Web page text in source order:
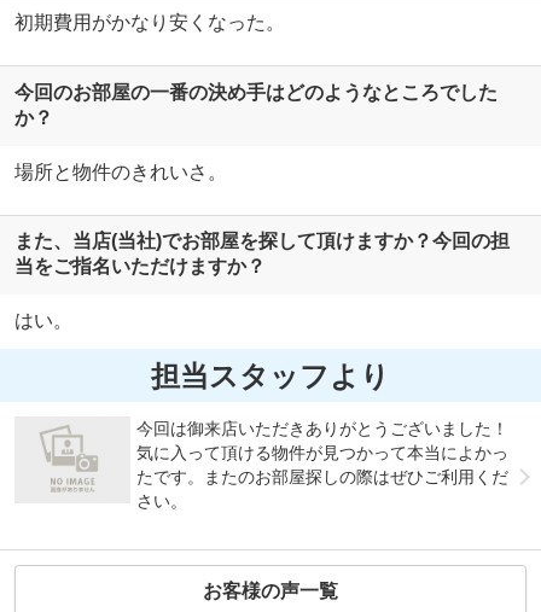
初期費用がかなり安くなった。
今回のお部屋の一番の決め手はどのようなところでした
か？
場所と物件のきれいさ。
また、当店(当社)でお部屋を探して頂けますか？今回の担
当をご指名いただけますか？
はい。
担当スタッフより
今回は御来店いただきありがとうございました！
気に入って頂ける物件が見つかって本当によかっ
たです。またのお部屋探しの際はぜひご利用くだ
さい。
お客様の声一覧